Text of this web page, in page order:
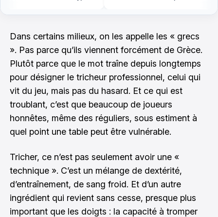
Dans certains milieux, on les appelle les « grecs
». Pas parce qu’ils viennent forcément de Grèce.
Plutôt parce que le mot traîne depuis longtemps
pour désigner le tricheur professionnel, celui qui
vit du jeu, mais pas du hasard. Et ce qui est
troublant, c’est que beaucoup de joueurs
honnêtes, même des réguliers, sous estiment à
quel point une table peut être vulnérable.
Tricher, ce n’est pas seulement avoir une «
technique ». C’est un mélange de dextérité,
d’entraînement, de sang froid. Et d’un autre
ingrédient qui revient sans cesse, presque plus
important que les doigts : la capacité à tromper